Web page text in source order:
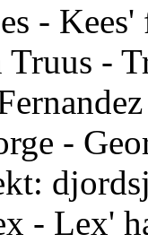
- Kees'
-
-
- Lex'